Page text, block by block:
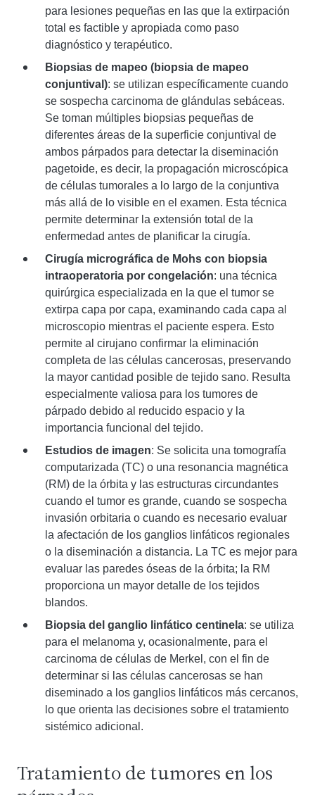
para lesiones pequeñas en las que la extirpación
total es factible y apropiada como paso
diagnóstico y terapéutico.
Biopsias de mapeo (biopsia de mapeo
conjuntival): se utilizan específicamente cuando
se sospecha carcinoma de glándulas sebáceas.
Se toman múltiples biopsias pequeñas de
diferentes áreas de la superficie conjuntival de
ambos párpados para detectar la diseminación
pagetoide, es decir, la propagación microscópica
de células tumorales a lo largo de la conjuntiva
más allá de lo visible en el examen. Esta técnica
permite determinar la extensión total de la
enfermedad antes de planificar la cirugía.
Cirugía micrográfica de Mohs con biopsia
intraoperatoria por congelación: una técnica
quirúrgica especializada en la que el tumor se
extirpa capa por capa, examinando cada capa al
microscopio mientras el paciente espera. Esto
permite al cirujano confirmar la eliminación
completa de las células cancerosas, preservando
la mayor cantidad posible de tejido sano. Resulta
especialmente valiosa para los tumores de
párpado debido al reducido espacio y la
importancia funcional del tejido.
Estudios de imagen: Se solicita una tomografía
computarizada (TC) o una resonancia magnética
(RM) de la órbita y las estructuras circundantes
cuando el tumor es grande, cuando se sospecha
invasión orbitaria o cuando es necesario evaluar
la afectación de los ganglios linfáticos regionales
o la diseminación a distancia. La TC es mejor para
evaluar las paredes óseas de la órbita; la RM
proporciona un mayor detalle de los tejidos
blandos.
Biopsia del ganglio linfático centinela: se utiliza
para el melanoma y, ocasionalmente, para el
carcinoma de células de Merkel, con el fin de
determinar si las células cancerosas se han
diseminado a los ganglios linfáticos más cercanos,
lo que orienta las decisiones sobre el tratamiento
sistémico adicional.
Tratamiento de tumores en los